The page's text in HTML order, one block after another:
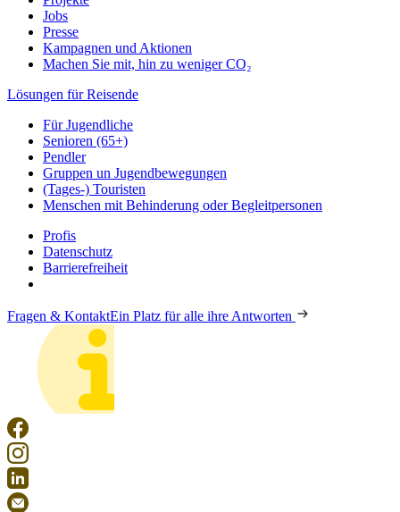
Jobs
Presse
Kampagnen und Aktionen
Machen Sie mit, hin zu weniger CO₂
Lösungen für Reisende
Für Jugendliche
Senioren (65+)
Pendler
Gruppen un Jugendbewegungen
(Tages-) Touristen
Menschen mit Behinderung oder Begleitpersonen
Profis
Datenschutz
Barrierefreiheit
Fragen & KontaktEin Platz für alle ihre Antworten